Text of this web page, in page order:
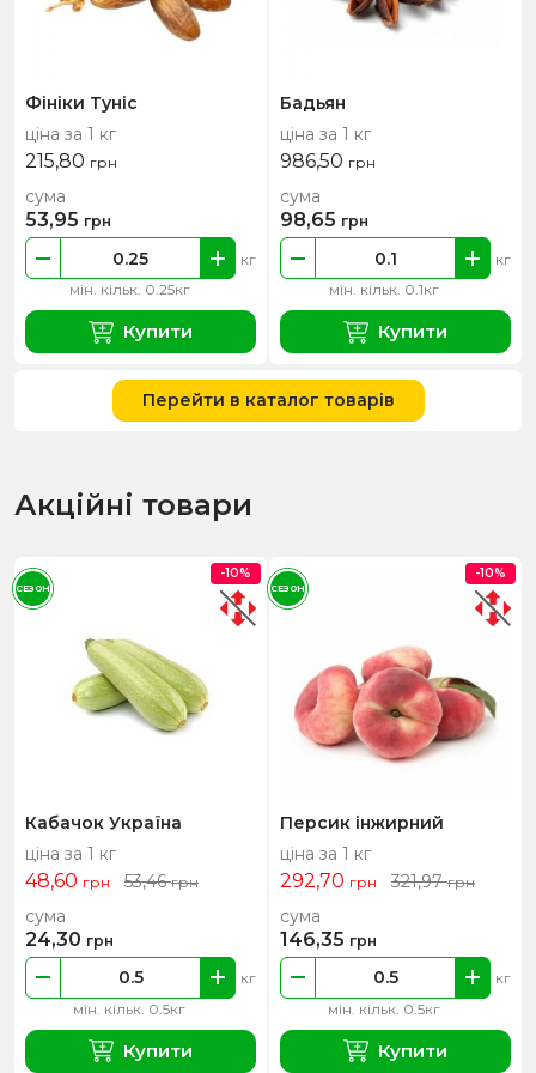
Фініки Туніс
ціна за 1 кг
215,80 грн
мін. кільк. 0.25кг
кг
сума
53,95 грн
Купити
Бадьян
ціна за 1 кг
986,50 грн
мін. кільк. 0.1кг
кг
сума
98,65 грн
Купити
Перейти в каталог товарів
Акційні товари
Кабачок Україна
ціна за 1 кг
48,60 грн 53,46грн
мін. кільк. 0.5кг
кг
сума
24,30 грн
Купити
-10%
СЕЗОН
Персик інжирний
ціна за 1 кг
292,70 грн 321,97грн
мін. кільк. 0.5кг
кг
сума
146,35 грн
Купити
-10%
СЕЗОН